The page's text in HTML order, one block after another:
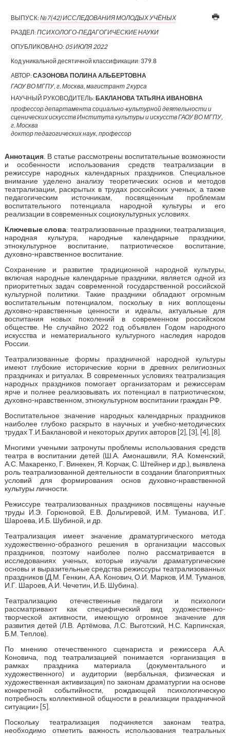
ВЫПУСК:№7(42) ИССЛЕДОВАНИЯ МОЛОДЫХ УЧЁНЫХ
РАЗДЕЛ:ПСИХОЛОГО-ПЕДАГОГИЧЕСКИЕ НАУКИ
ОПУБЛИКОВАНО: 05 ИЮЛЯ 2022
Код уникальной десятичной классификации: 379.8
АВТОР:САЗОНОВА ПОЛИНА АЛЬБЕРТОВНА
ГАОУ ВО МГПУ, г. Москва, магистрант 2 курса
НАУЧНЫЙ РУКОВОДИТЕЛЬ:БАКЛАНОВА ТАТЬЯНА ИВАНОВНА
профессор департамента социально-культурной деятельности и
сценических искусств Института культуры и искусств ГАОУ ВО МГПУ,
г. Москва
доктор педагогических наук, профессор
Аннотация. В статье рассмотрены воспитательные возможности
и особенности использования средств театрализации в
режиссуре народных календарных праздников. Специальное
внимание уделено анализу теоретических основ и методов
театрализации, раскрытых в трудах российских ученых, а также
педагогическим источникам, посвященным проблемам
воспитательного потенциала народной культуры и его
реализации в современных социокультурных условиях.
Ключевые слова: театрализованные праздники, театрализация,
народная культура, народные календарные праздники,
этнокультурное воспитание, патриотическое воспитание,
духовно-нравственное воспитание.
Сохранение и развитие традиционной народной культуры,
включая народные календарные праздники, является одной из
приоритетных задач современной государственной российской
культурной политики. Такие праздники обладают огромным
воспитательным потенциалом, поскольку в них воплощены
духовно-нравственные ценности и идеалы, актуальные для
воспитания новых поколений в современном российском
обществе. Не случайно 2022 год объявлен Годом народного
искусства и нематериального культурного наследия народов
России.
Театрализованные формы праздничной народной культуры
имеют глубокие исторические корни в древних религиозных
праздниках и ритуалах. В современных условиях театрализация
народных праздников помогает организаторам и режиссерам
ярче и полнее реализовывать их потенциал в патриотическом,
духовно-нравственном, этнокультурном воспитании граждан РФ.
Воспитательное значение народных календарных праздников
наиболее глубоко раскрыто в научных и учебно-методических
трудах Т.И.Баклановой и некоторых других авторов [2], [3], [4], [8].
Многими учеными затронуты проблемы использования средств
театра в воспитании детей (Ш.А. Амонашвили, Я.А. Коменский,
А.С. Макаренко, Г. Винекен, Я. Корчак, С. Штейнер и др.), выявлена
роль театрализованной деятельности в создании благоприятных
условий для формирования основ духовно-нравственной
культуры личности.
Режиссуре театрализованных праздников посвящены научные
труды И.Э. Горюновой, Е.В. Дольгиревой, И.М. Туманова, И.Г.
Шароева, И.Б. Шубиной, и др.
Театрализация имеет значение драматургического метода
художественно-образного решения в организации массовых
праздников, поэтому наиболее полно рассматривается в
исследованиях ученых, которые изучали драматургические
основы и выразительные средства режиссуры театрализованных
праздников (Д.М. Генкин, А.А. Конович, О.И. Марков, И.М. Туманов,
И.Г. Шароев, А.И. Чечетин, И.Б. Шубина).
Театрализацию отечественные педагоги и психологи
рассматривают как специфический вид художественно-
творческой активности, имеющую огромное значение для
развития детей (Л.В. Артёмова, Л.С. Выготский, Н.С. Карпинская,
Б.М. Теплов).
По мнению отечественного сценариста и режиссера А.А.
Коновича, под театрализацией понимается «организация в
рамках праздника материала (документального и
художественного) и аудитории (вербальная, физическая и
художественная активизация) по законам драматургии на основе
конкретной событийности, рождающей психологическую
потребность коллективной общности в реализации праздничной
ситуации» [5].
Поскольку театрализация подчиняется законам театра,
необходимо отметить важность использования театральных